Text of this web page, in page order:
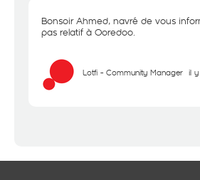
Bonsoir Ahmed, navré de vous
pas relatif à Ooredoo.
Lotfi - Community Manager il